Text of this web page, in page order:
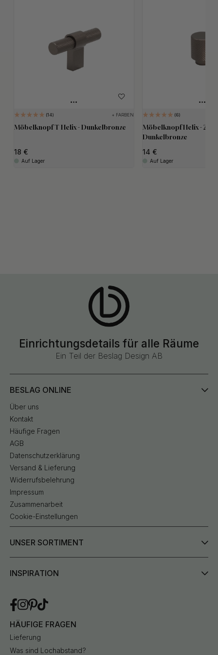
14 + FARBEN
Möbelknopf T Helix - Dunkelbronze
18
Auf Lager
6
Möbelknopf Helix -
Dunkelbronze
14
Auf Lager
Einrichtungsdetails für alle Räume
Ein Teil der Beslag Design AB
BESLAG ONLINE
Über uns
Kontakt
Häufige Fragen
AGB
Datenschutzerklärung
Versand & Lieferung
Widerrufsbelehrung
Impressum
Zusammenarbeit
Cookie-Einstellungen
UNSER SORTIMENT
INSPIRATION
HÄUFIGE FRAGEN
Lieferung
Was sind Lochabstand?